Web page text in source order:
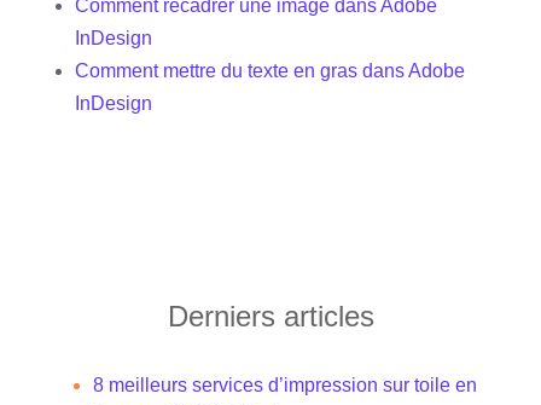
Comment recadrer une image dans Adobe
InDesign
Comment mettre du texte en gras dans Adobe
InDesign
Derniers articles
8 meilleurs services d’impression sur toile en